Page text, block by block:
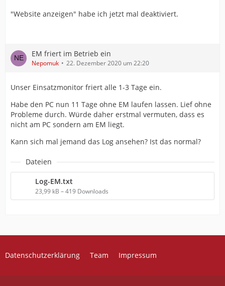
"Website anzeigen" habe ich jetzt mal deaktiviert.
EM friert im Betrieb ein
Nepomuk 22. Dezember 2020 um 22:20
Unser Einsatzmonitor friert alle 1-3 Tage ein.
Habe den PC nun 11 Tage ohne EM laufen lassen. Lief ohne
Probleme durch. Würde daher erstmal vermuten, dass es
nicht am PC sondern am EM liegt.
Kann sich mal jemand das Log ansehen? Ist das normal?
Dateien
Log-EM.txt
23,99 kB – 419 Downloads
Datenschutzerklärung Team Impressum